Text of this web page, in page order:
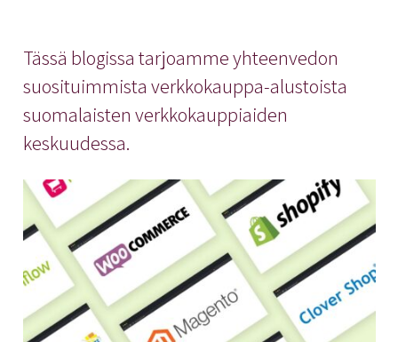
Tässä blogissa tarjoamme yhteenvedon
suosituimmista verkkokauppa-alustoista
suomalaisten verkkokauppiaiden
keskuudessa.